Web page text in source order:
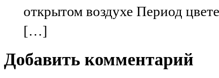
открытом воздухе Период
[…]
Добавить комментарий